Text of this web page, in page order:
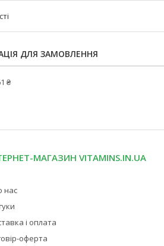
ДЛЯ ЗАМОВЛЕННЯ
₴
МАГАЗИН VITAMINS.IN.UA
нас
і оплата
оферта